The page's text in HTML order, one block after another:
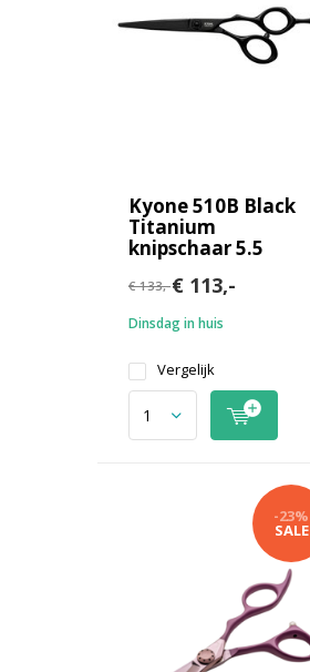
Kyone 510B Black
Titanium
knipschaar 5.5
€ 133,-€ 113,-
Dinsdag in huis
Vergelijk
-23%
SALE